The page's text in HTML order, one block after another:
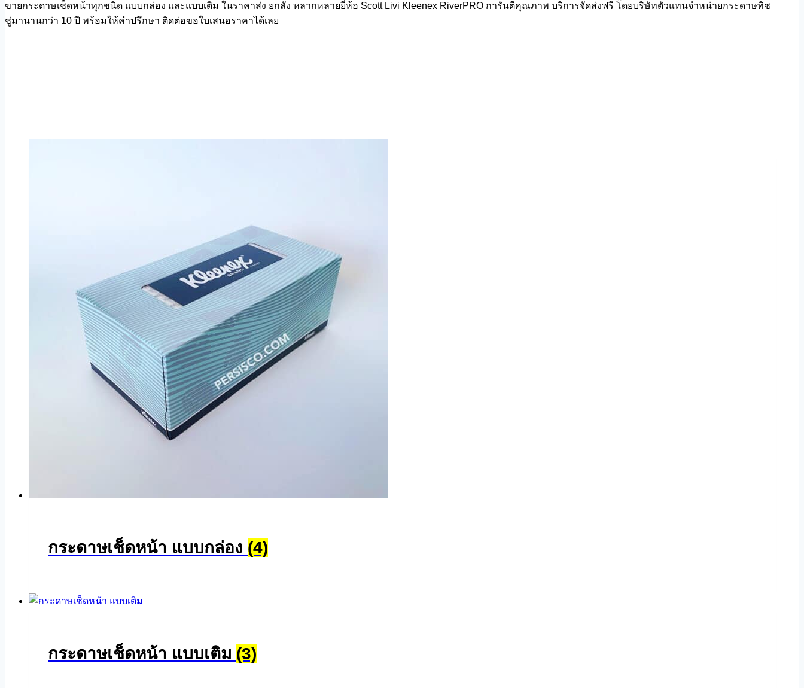
ขายกระดาษเช็ดหน้าทุกชนิด แบบกล่อง และแบบเติม ในราคาส่ง ยกลัง หลากหลายยี่ห้อ Scott Livi Kleenex RiverPRO การันตีคุณภาพ บริการจัดส่งฟรี โดยบริษัทตัวแทนจำหน่ายกระดาษทิช
ชู่มานานกว่า 10 ปี พร้อมให้คำปรึกษา ติดต่อขอใบเสนอราคาได้เลย
กระดาษเช็ดหน้า แบบกล่อง (4)
กระดาษเช็ดหน้า แบบเติม (3)